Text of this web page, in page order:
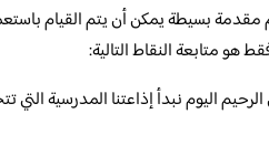
بسيطة يمكن أن يتم القيام
هو متابعة النقاط التالية:
اليوم نبدأ إذاعتنا المدرسية